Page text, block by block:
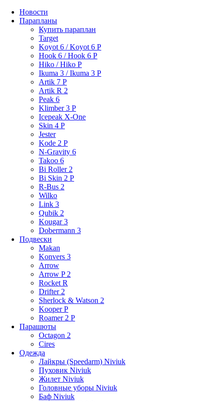
Новости
Парапланы
Купить параплан
Target
Koyot 6 / Koyot 6 P
Hook 6 / Hook 6 P
Hiko / Hiko P
Ikuma 3 / Ikuma 3 P
Artik 7 P
Artik R 2
Peak 6
Klimber 3 P
Icepeak X-One
Skin 4 P
Jester
Kode 2 P
N-Gravity 6
Takoo 6
Bi Roller 2
Bi Skin 2 P
R-Bus 2
Wilko
Link 3
Qubik 2
Kougar 3
Dobermann 3
Подвески
Makan
Konvers 3
Arrow
Arrow P 2
Rocket R
Drifter 2
Sherlock & Watson 2
Kooper P
Roamer 2 P
Парашюты
Octagon 2
Cires
Одежда
Лайкры (Speedarm) Niviuk
Пуховик Niviuk
Жилет Niviuk
Головные уборы Niviuk
Баф Niviuk